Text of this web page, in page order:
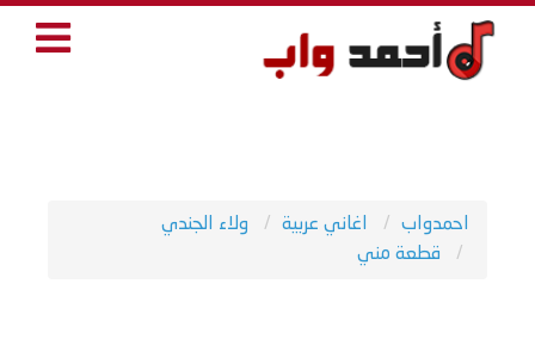
احمدواب اغاني عربية
ولاء الجندي
قطعة مني